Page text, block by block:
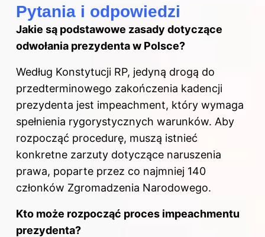
Pytania i odpowiedzi
Jakie są podstawowe zasady dotyczące
odwołania prezydenta w Polsce?
Według Konstytucji RP, jedyną drogą do
przedterminowego zakończenia kadencji
prezydenta jest impeachment, który wymaga
spełnienia rygorystycznych warunków. Aby
rozpocząć procedurę, muszą istnieć
konkretne zarzuty dotyczące naruszenia
prawa, poparte przez co najmniej 140
członków Zgromadzenia Narodowego.
Kto może rozpocząć proces impeachmentu
prezydenta?